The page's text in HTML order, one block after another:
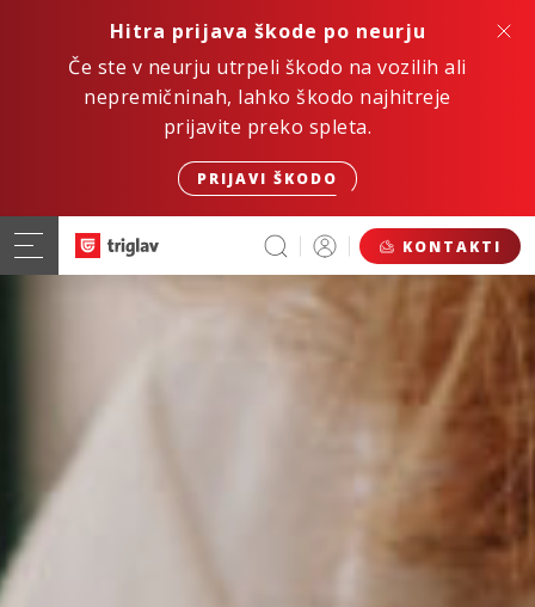
Hitra prijava škode po neurju
Če ste v neurju utrpeli škodo na vozilih ali
nepremičninah, lahko škodo najhitreje
prijavite preko spleta.
PRIJAVI ŠKODO
KONTAKTI